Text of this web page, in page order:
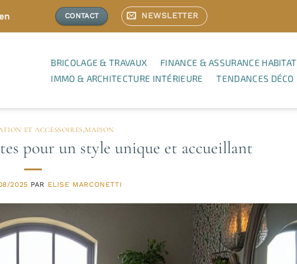
CONTACT NEWSLETTER
BRICOLAGE & TRAVAUX FINANCE & ASSURANCE HABITAT
IMMO & ARCHITECTURE INTÉRIEURE
TENDANCES DÉCO
ET ACCESSOIRES,MAISON
pour un style unique et accueillant
2025 PAR ELISE MARCONETTI